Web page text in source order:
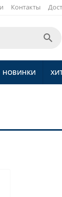
Контакты

НОВИНКИ